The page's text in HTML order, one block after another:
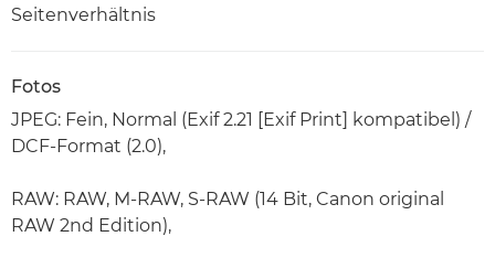
Seitenverhältnis
Fotos
JPEG: Fein, Normal (Exif 2.21 [Exif Print] kompatibel) /
DCF-Format (2.0),
RAW: RAW, M-RAW, S-RAW (14 Bit, Canon original
RAW 2nd Edition),